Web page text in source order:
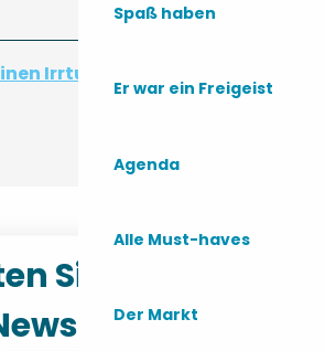
Spaß haben
Er war ein Freigeist
Agenda
Alle Must-haves
Der Markt
Irrtum angeben
Sie unseren